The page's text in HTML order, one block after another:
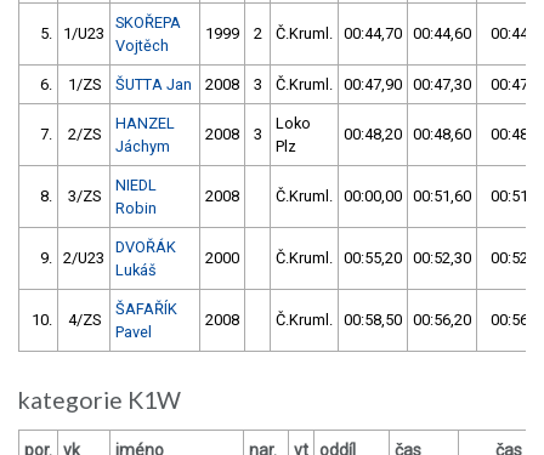
5. 1/U23
SKOŘEPA
Vojtěch
1999 2 Č.Kruml. 00:44,70 00:44,60
6. 1/ZS ŠUTTA Jan 2008 3 Č.Kruml. 00:47,90 00:47,30
7. 2/ZS
HANZEL
Jáchym
2008 3
Loko
Plz
00:48,20 00:48,60
8. 3/ZS
NIEDL
Robin
2008 Č.Kruml. 00:00,00 00:51,60
9. 2/U23
DVOŘÁK
Lukáš
2000 Č.Kruml. 00:55,20 00:52,30
10. 4/ZS
ŠAFAŘÍK
Pavel
2008 Č.Kruml. 00:58,50 00:56,20
kategorie K1W
por. vk jméno nar. vt oddíl čas čas